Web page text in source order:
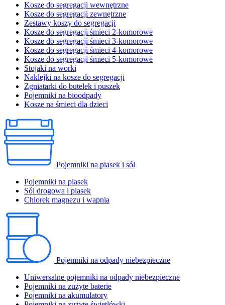
Kosze do segregacji wewnętrzne
Kosze do segregacji zewnętrzne
Zestawy koszy do segregacji
Kosze do segregacji śmieci 2-komorowe
Kosze do segregacji śmieci 3-komorowe
Kosze do segregacji śmieci 4-komorowe
Kosze do segregacji śmieci 5-komorowe
Stojaki na worki
Naklejki na kosze do segregacji
Zgniatarki do butelek i puszek
Pojemniki na bioodpady
Kosze na śmieci dla dzieci
Pojemniki na piasek i sól
Pojemniki na piasek
Sól drogowa i piasek
Chlorek magnezu i wapnia
Pojemniki na odpady niebezpieczne
Uniwersalne pojemniki na odpady niebezpieczne
Pojemniki na zużyte baterie
Pojemniki na akumulatory